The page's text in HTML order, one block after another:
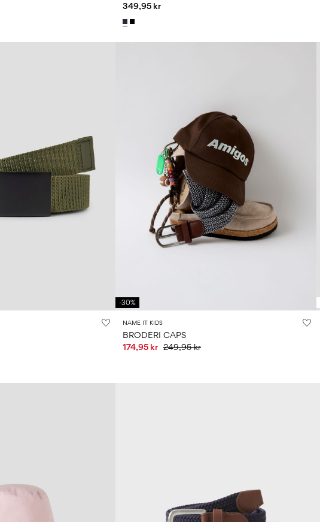
349,95 kr
-30%
NAME IT KIDS
BRODERI CAPS
174,95 kr 249,95 kr